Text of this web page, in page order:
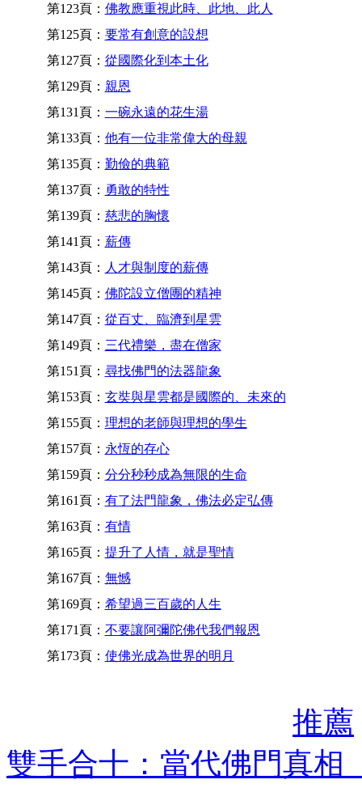
第123頁： 佛教應重視此時、此地、此人
第125頁： 要常有創意的設想
第127頁： 從國際化到本土化
第129頁： 親恩
第131頁： 一碗永遠的花生湯
第133頁： 他有一位非常偉大的母親
第135頁： 勤儉的典範
第137頁： 勇敢的特性
第139頁： 慈悲的胸懷
第141頁： 薪傳
第143頁： 人才與制度的薪傳
第145頁： 佛陀設立僧團的精神
第147頁： 從百丈、臨濟到星雲
第149頁： 三代禮樂，盡在僧家
第151頁： 尋找佛門的法器龍象
第153頁： 玄奘與星雲都是國際的、未來的
第155頁： 理想的老師與理想的學生
第157頁： 永恆的存心
第159頁： 分分秒秒成為無限的生命
第161頁： 有了法門龍象，佛法必定弘傳
第163頁： 有情
第165頁： 提升了人情，就是聖情
第167頁： 無憾
第169頁： 希望過三百歲的人生
第171頁： 不要讓阿彌陀佛代我們報恩
第173頁： 使佛光成為世界的明月
推薦
雙手合十：當代佛門真